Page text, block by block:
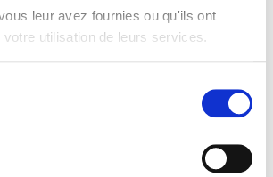
leur avez fournies ou qu'ils ont
utilisation de leurs services.
du métier, qui exige de travailler
et délicatesse, que le côté humain.
légitimement être fiers de notre
de la pérennité de l’entreprise.